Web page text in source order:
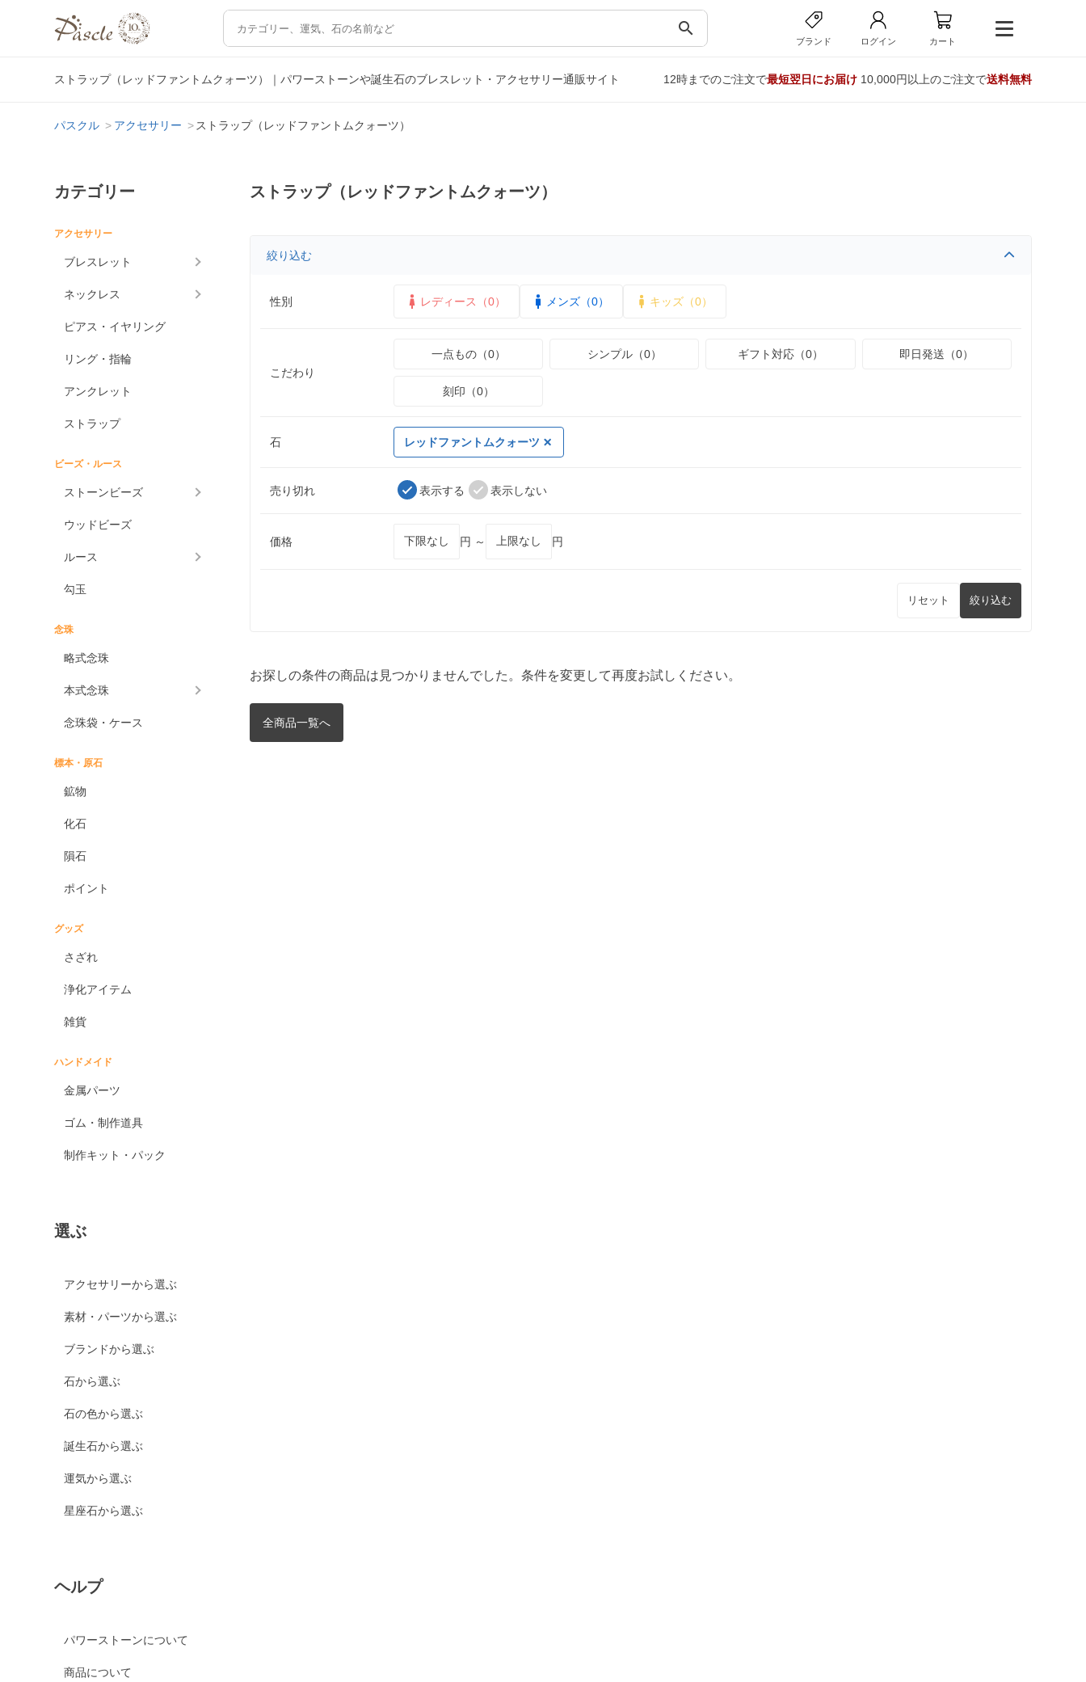
search
ブランド ログイン カート
ストラップ（レッドファントムクォーツ）｜パワーストーンや誕生石のブレスレット・アクセサリー通販サイト 12時までのご注文で最短翌日にお届け10,000円以上のご注文で送料無料
パスクル アクセサリー ストラップ（レッドファントムクォーツ）
カテゴリー
アクセサリー
ブレスレット
ネックレス
ピアス・イヤリング
リング・指輪
アンクレット
ストラップ
ビーズ・ルース
ストーンビーズ
ウッドビーズ
ルース
勾玉
念珠
略式念珠
本式念珠
念珠袋・ケース
標本・原石
鉱物
化石
隕石
ポイント
グッズ
さざれ
浄化アイテム
雑貨
ハンドメイド
金属パーツ
ゴム・制作道具
制作キット・パック
選ぶ
アクセサリーから選ぶ
素材・パーツから選ぶ
ブランドから選ぶ
石から選ぶ
石の色から選ぶ
誕生石から選ぶ
運気から選ぶ
星座石から選ぶ
ヘルプ
パワーストーンについて
商品について
ストラップ（レッドファントムクォーツ）
絞り込む
性別 レディース（0） メンズ（0） キッズ（0）
こだわり
一点もの（0） シンプル（0） ギフト対応（0） 即日発送（0）
刻印（0）
石 レッドファントムクォーツ
売り切れ 表示する 表示しない
価格 円 ～ 円
リセット 絞り込む
お探しの条件の商品は見つかりませんでした。条件を変更して再度お試しください。
全商品一覧へ